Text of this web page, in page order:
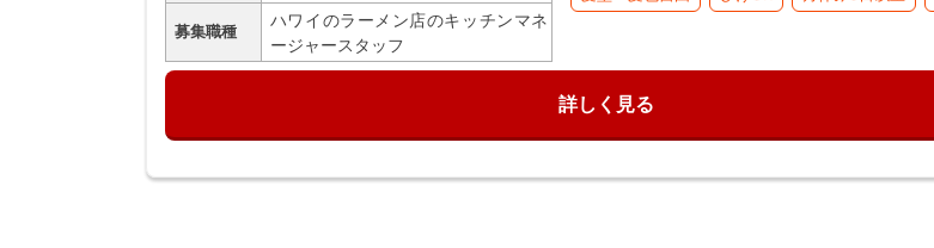
募集職種
ハワイのラーメン店のキッチンマネ
ージャースタッフ
詳しく見る